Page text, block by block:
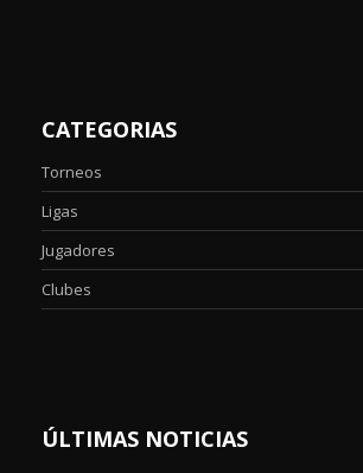
CATEGORIAS
Torneos
Ligas
Jugadores
Clubes
ÚLTIMAS NOTICIAS